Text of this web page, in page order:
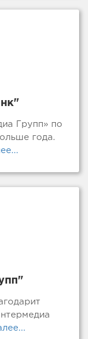
Групп» по
года.